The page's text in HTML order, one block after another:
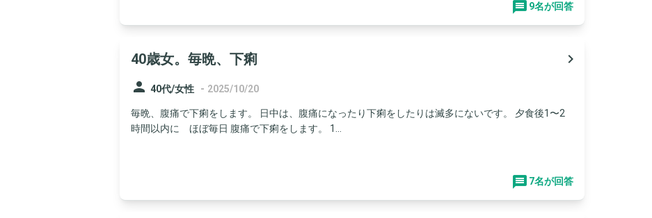
9名が回答
40歳女。毎晩、下痢
navigate_next
person 40代/女性 - 2025/10/20
毎晩、腹痛で下痢をします。 日中は、腹痛になったり下痢をしたりは滅多にないです。 夕食後1〜2
時間以内に ほぼ毎日 腹痛で下痢をします。 1...
7名が回答